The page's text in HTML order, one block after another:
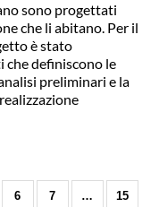
sono progettati
che li abitano. Per il
è stato
definiscono le
preliminari e la
6 7 … 15